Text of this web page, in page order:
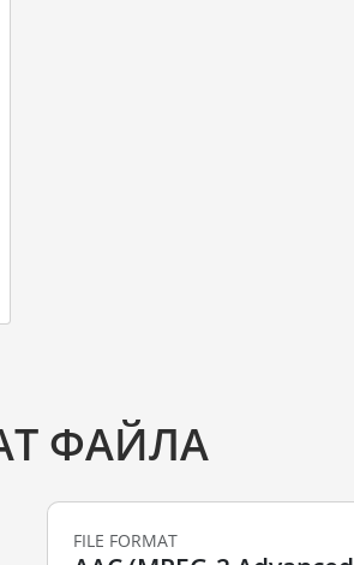
ФАЙЛА
FILE FORMAT